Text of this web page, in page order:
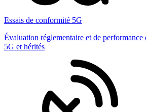
Essais de conformité 5G
Évaluation réglementaire et de performance
5G et hérités